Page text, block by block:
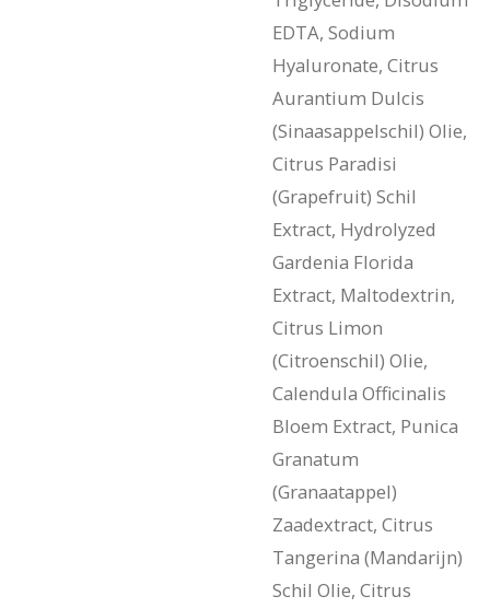
EDTA, Sodium
Hyaluronate, Citrus
Aurantium Dulcis
(Sinaasappelschil) Olie,
Citrus Paradisi
(Grapefruit) Schil
Extract, Hydrolyzed
Gardenia Florida
Extract, Maltodextrin,
Citrus Limon
(Citroenschil) Olie,
Calendula Officinalis
Bloem Extract, Punica
Granatum
(Granaatappel)
Zaadextract, Citrus
Tangerina (Mandarijn)
Schil Olie, Citrus